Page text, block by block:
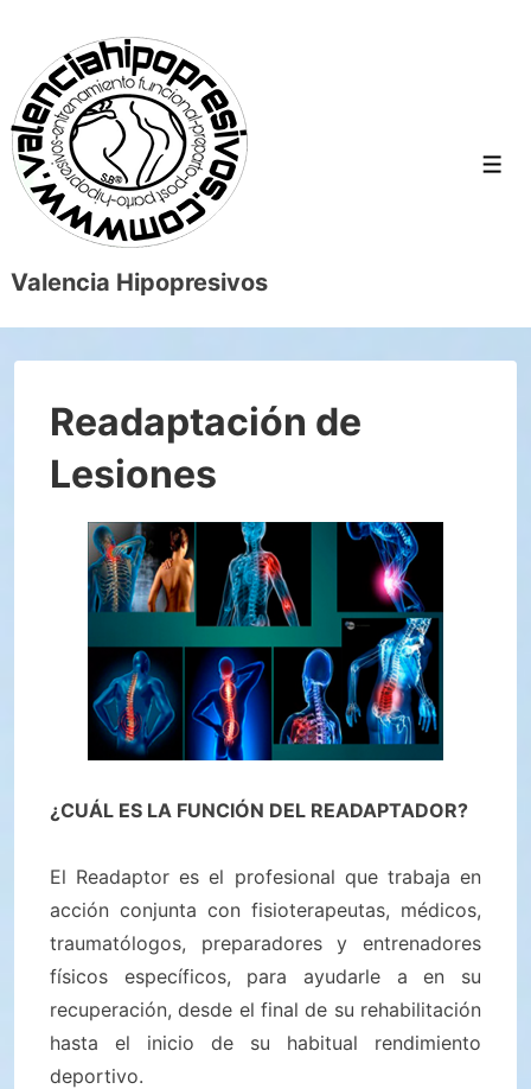
contenido
principal
Valencia Hipopresivos
Readaptación de
Lesiones
¿CUÁL ES LA FUNCIÓN DEL READAPTADOR?
El Readaptor es el profesional que trabaja en
acción conjunta con fisioterapeutas, médicos,
traumatólogos, preparadores y entrenadores
físicos específicos, para ayudarle a en su
recuperación, desde el final de su rehabilitación
hasta el inicio de su habitual rendimiento
deportivo.